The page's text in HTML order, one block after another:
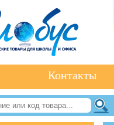
Контакты